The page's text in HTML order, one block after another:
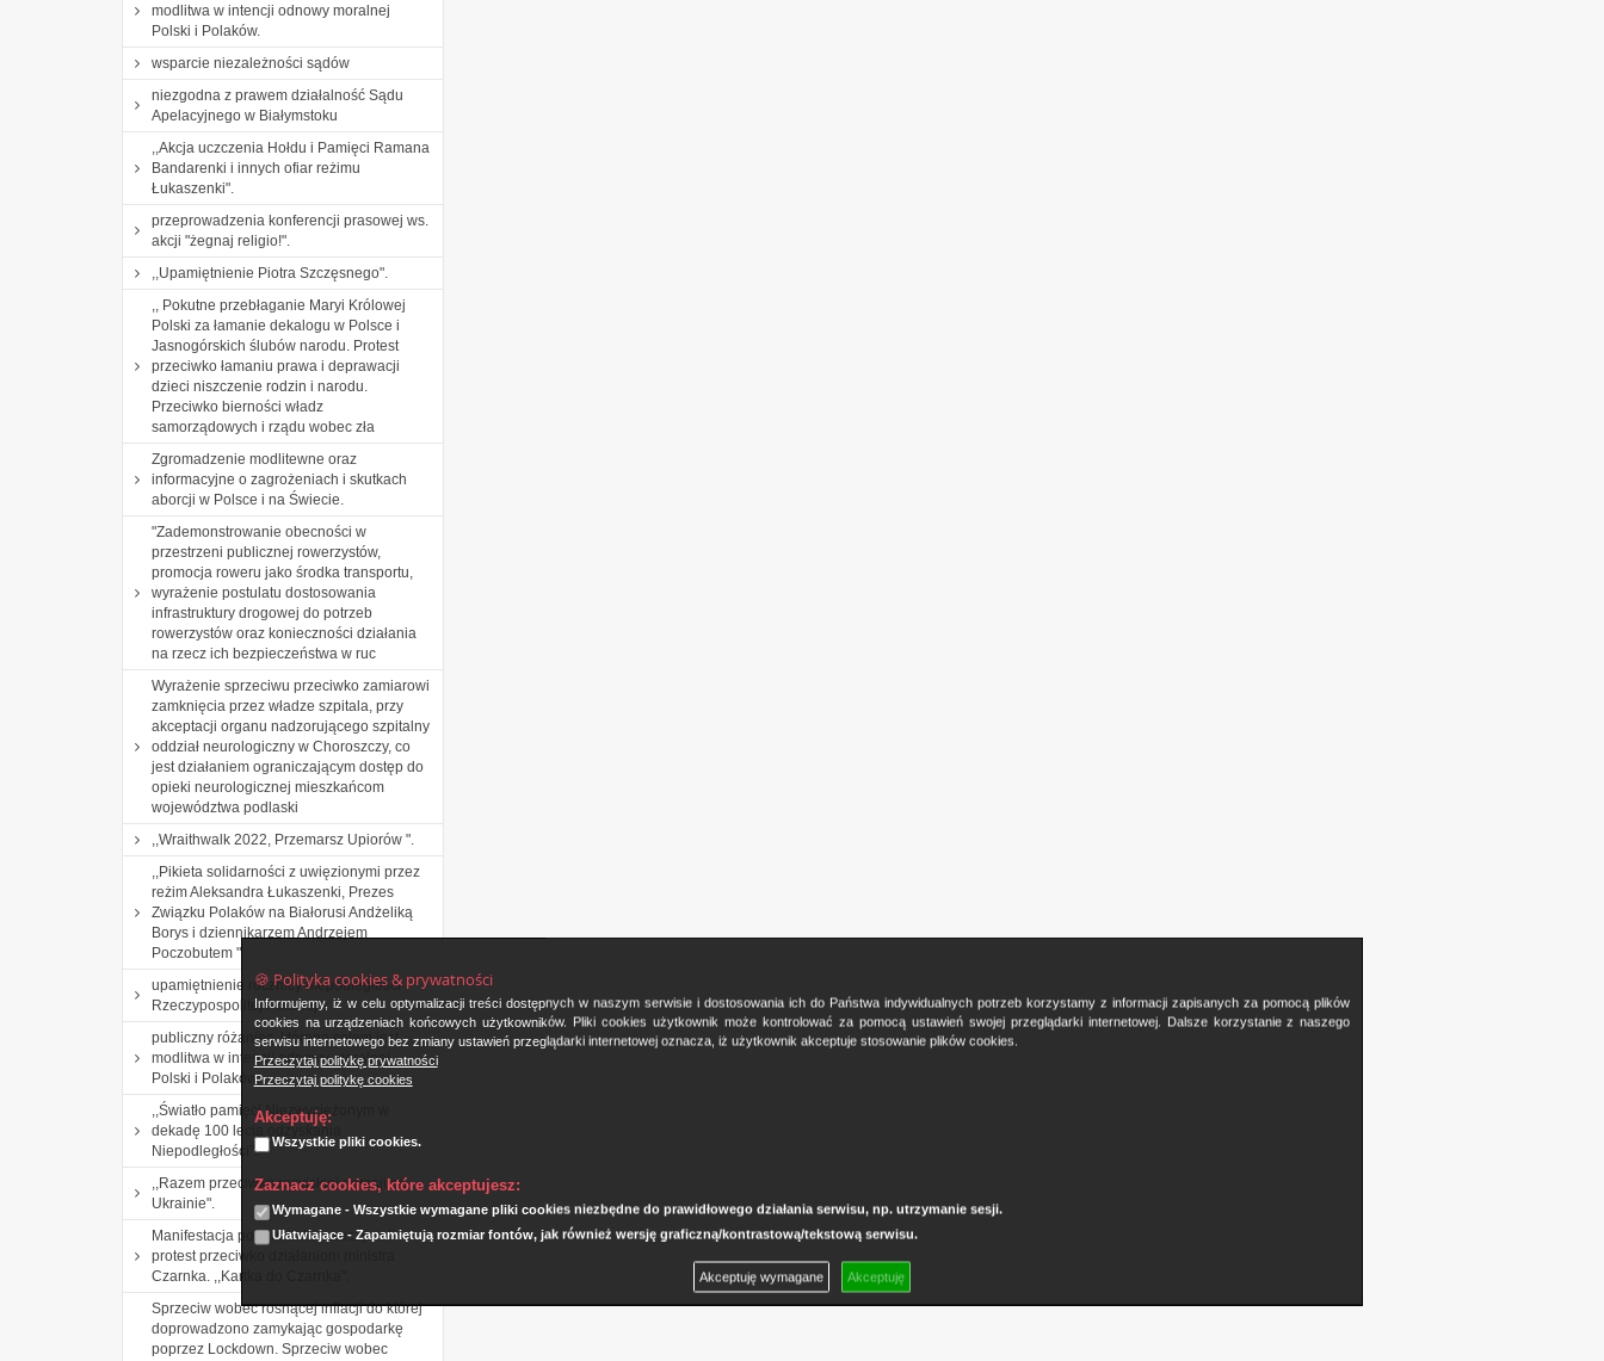
🍪 Polityka cookies & prywatności
Informujemy, iż w celu optymalizacji treści dostępnych w naszym serwisie i dostosowania ich do Państwa indywidualnych potrzeb korzystamy z informacji zapisanych za pomocą plików
cookies na urządzeniach końcowych użytkowników. Pliki cookies użytkownik może kontrolować za pomocą ustawień swojej przeglądarki internetowej. Dalsze korzystanie z naszego
serwisu internetowego bez zmiany ustawień przeglądarki internetowej oznacza, iż użytkownik akceptuje stosowanie plików cookies.
Przeczytaj politykę prywatności
Przeczytaj politykę cookies
Akceptuję:
Wszystkie pliki cookies.
Zaznacz cookies, które akceptujesz:
Wymagane - Wszystkie wymagane pliki cookies niezbędne do prawidłowego działania serwisu, np. utrzymanie sesji.
Ułatwiające - Zapamiętują rozmiar fontów, jak również wersję graficzną/kontrastową/tekstową serwisu.
Akceptuję wymagane Akceptuję
modlitwa w intencji odnowy moralnej
Polski i Polaków.
wsparcie niezależności sądów
niezgodna z prawem działalność Sądu
Apelacyjnego w Białymstoku
,,Akcja uczczenia Hołdu i Pamięci Ramana
Bandarenki i innych ofiar reżimu
Łukaszenki".
przeprowadzenia konferencji prasowej ws.
akcji "żegnaj religio!".
,,Upamiętnienie Piotra Szczęsnego".
,, Pokutne przebłaganie Maryi Królowej
Polski za łamanie dekalogu w Polsce i
Jasnogórskich ślubów narodu. Protest
przeciwko łamaniu prawa i deprawacji
dzieci niszczenie rodzin i narodu.
Przeciwko bierności władz
samorządowych i rządu wobec zła
Zgromadzenie modlitewne oraz
informacyjne o zagrożeniach i skutkach
aborcji w Polsce i na Świecie.
"Zademonstrowanie obecności w
przestrzeni publicznej rowerzystów,
promocja roweru jako środka transportu,
wyrażenie postulatu dostosowania
infrastruktury drogowej do potrzeb
rowerzystów oraz konieczności działania
na rzecz ich bezpieczeństwa w ruc
Wyrażenie sprzeciwu przeciwko zamiarowi
zamknięcia przez władze szpitala, przy
akceptacji organu nadzorującego szpitalny
oddział neurologiczny w Choroszczy, co
jest działaniem ograniczającym dostęp do
opieki neurologicznej mieszkańcom
województwa podlaski
,,Wraithwalk 2022, Przemarsz Upiorów ".
,,Pikieta solidarności z uwięzionymi przez
reżim Aleksandra Łukaszenki, Prezes
Związku Polaków na Białorusi Andżeliką
Borys i dziennikarzem Andrzejem
Poczobutem ".
upamiętnienie rocznicy niepodległości
Rzeczypospolitej Polskiej.
publiczny różaniec, którego celem jest
modlitwa w intencji odnowy moralnej
Polski i Polaków
,,Światło pamięci Niezwyciężonym w
dekadę 100 lecia odzyskania
Niepodległości".
,,Razem przeciwko rosyjskiej agresji na
Ukrainie".
Manifestacja poparcia dla nauczycieli i
protest przeciwko działaniom ministra
Czarnka. ,,Kartka do Czarnka".
Sprzeciw wobec rosnącej inflacji do której
doprowadzono zamykając gospodarkę
poprzez Lockdown. Sprzeciw wobec